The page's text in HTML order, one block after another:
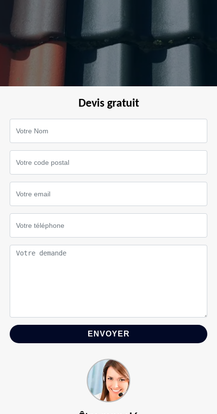
Devis gratuit